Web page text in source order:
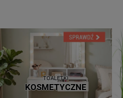
TOALETKI
KOSMETYCZNE